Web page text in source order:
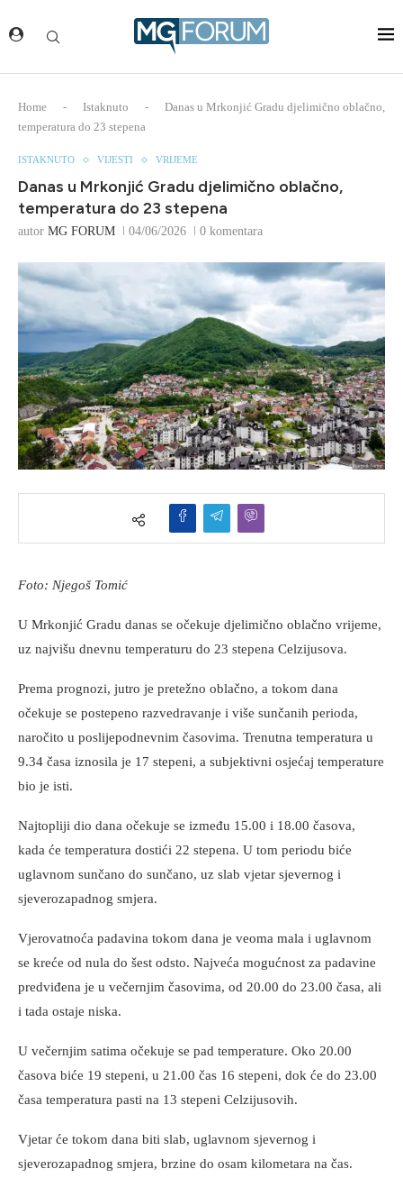
Home - Istaknuto -
Danas u Mrkonjić Gradu djelimično oblačno,
temperatura do 23 stepena
ISTAKNUTO VIJESTI VRIJEME
Danas u Mrkonjić Gradu djelimično oblačno,
temperatura do 23 stepena
autor MG FORUM 04/06/2026 0 komentara
Foto: Njegoš Tomić
U Mrkonjić Gradu danas se očekuje djelimično oblačno vrijeme,
uz najvišu dnevnu temperaturu do 23 stepena Celzijusova.
Prema prognozi, jutro je pretežno oblačno, a tokom dana
očekuje se postepeno razvedravanje i više sunčanih perioda,
naročito u poslijepodnevnim časovima. Trenutna temperatura u
9.34 časa iznosila je 17 stepeni, a subjektivni osjećaj temperature
bio je isti.
Najtopliji dio dana očekuje se između 15.00 i 18.00 časova,
kada će temperatura dostići 22 stepena. U tom periodu biće
uglavnom sunčano do sunčano, uz slab vjetar sjevernog i
sjeverozapadnog smjera.
Vjerovatnoća padavina tokom dana je veoma mala i uglavnom
se kreće od nula do šest odsto. Najveća mogućnost za padavine
predviđena je u večernjim časovima, od 20.00 do 23.00 časa, ali
i tada ostaje niska.
U večernjim satima očekuje se pad temperature. Oko 20.00
časova biće 19 stepeni, u 21.00 čas 16 stepeni, dok će do 23.00
časa temperatura pasti na 13 stepeni Celzijusovih.
Vjetar će tokom dana biti slab, uglavnom sjevernog i
sjeverozapadnog smjera, brzine do osam kilometara na čas.